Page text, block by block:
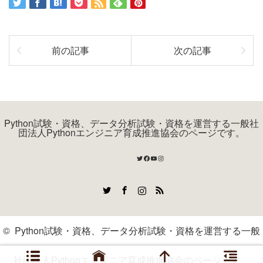
前の記事 次の記事
Python試験・資格、データ分析試験・資格を運営する一般社
団法人Pythonエンジニア育成推進協会のページです。
Twitter
Facebook
YouTube
Instagram
RSS
© Python試験・資格、データ分析試験・資格を運営する一般
社団法人Pythonエンジニア育成推進協会のページです。